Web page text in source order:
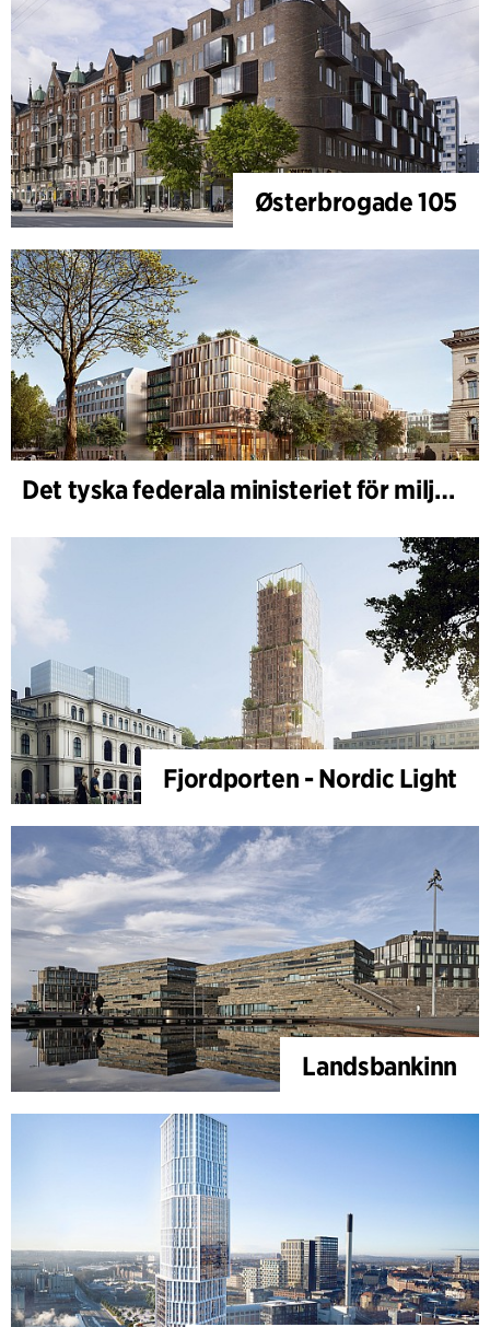
Østerbrogade 105
Det tyska federala ministeriet för miljö - BMUKN
Fjordporten - Nordic Light
Landsbankinn